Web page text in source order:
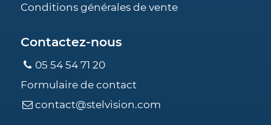
Conditions générales de vente
Contactez-nous
05 54 54 71 20
Formulaire de contact
contact@stelvision.com